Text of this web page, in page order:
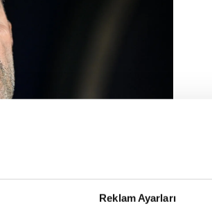
Reklam Ayarları